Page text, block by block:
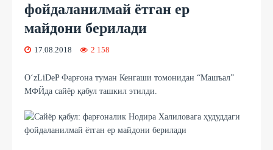
фойдаланилмай ётган ер
майдони берилади
17.08.2018 2 158
O‘zLiDeP Фарғона туман Кенгаши томонидан “Машъал”
МФЙда сайёр қабул ташкил этилди.